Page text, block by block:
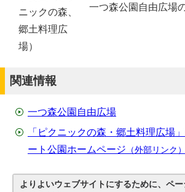
一つ森公園自由広場
ニックの森、
郷土料理広
場）
関連情報
一つ森公園自由広場
「ピクニックの森・郷土料理広場
ート公園ホームページ （外部リンク）
よりよいウェブサイトにするために、ペ